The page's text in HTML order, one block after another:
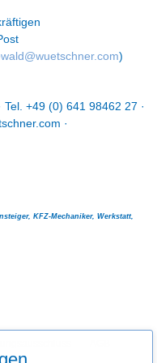
)
+49 (0) 641 98462 27 ·
·
KFZ-Mechaniker, Werkstatt,